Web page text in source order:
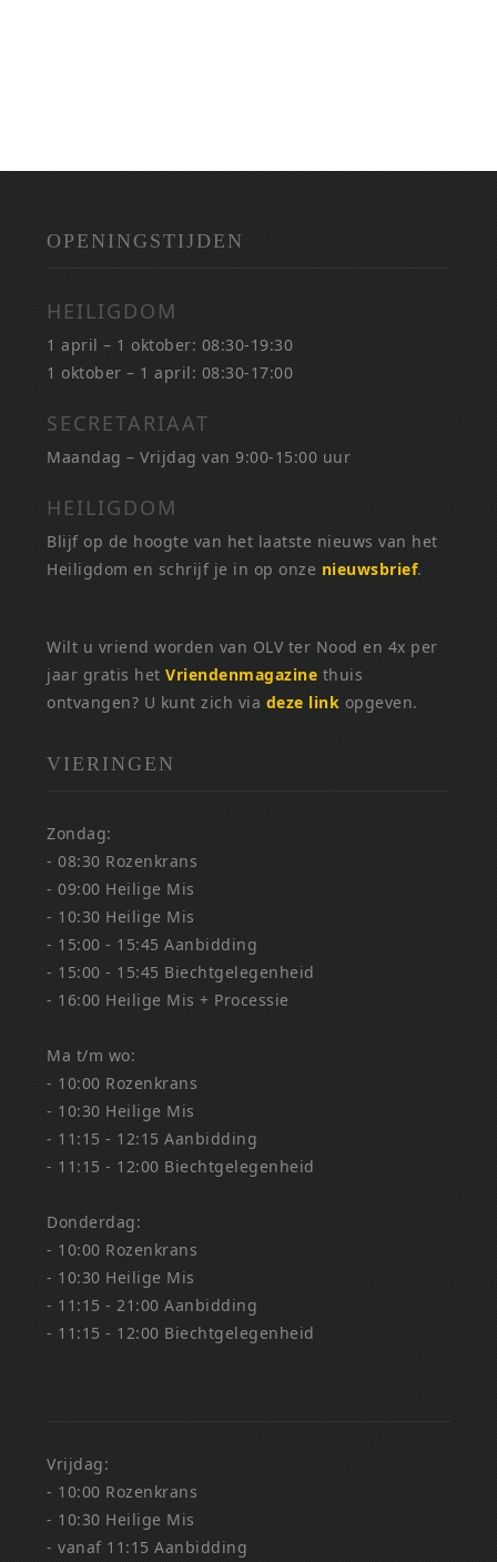
OPENINGSTIJDEN
HEILIGDOM
1 april – 1 oktober: 08:30-19:30
1 oktober – 1 april: 08:30-17:00
SECRETARIAAT
Maandag – Vrijdag van 9:00-15:00 uur
HEILIGDOM
Blijf op de hoogte van het laatste nieuws van het
Heiligdom en schrijf je in op onze nieuwsbrief.
Wilt u vriend worden van OLV ter Nood en 4x per
jaar gratis hetVriendenmagazine thuis
ontvangen? U kunt zich via deze link opgeven.
VIERINGEN
Zondag:
- 08:30 Rozenkrans
- 09:00 Heilige Mis
- 10:30 Heilige Mis
- 15:00 - 15:45 Aanbidding
- 15:00 - 15:45 Biechtgelegenheid
- 16:00 Heilige Mis + Processie
Ma t/m wo:
- 10:00 Rozenkrans
- 10:30 Heilige Mis
- 11:15 - 12:15 Aanbidding
- 11:15 - 12:00 Biechtgelegenheid
Donderdag:
- 10:00 Rozenkrans
- 10:30 Heilige Mis
- 11:15 - 21:00 Aanbidding
- 11:15 - 12:00 Biechtgelegenheid
Vrijdag:
- 10:00 Rozenkrans
- 10:30 Heilige Mis
- vanaf 11:15 Aanbidding